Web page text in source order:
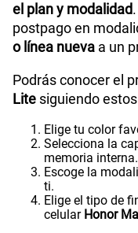
el plan y modalidad
postpago en
o línea nueva a un
Podrás conocer el
Lite siguiendo
Elige tu color
Selecciona la
memoria interna.
Escoge la
ti.
Elige el tipo de
celular Honor